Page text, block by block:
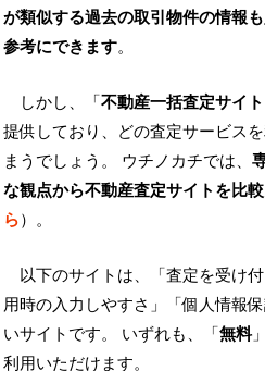
が類似する過去の取引物件の情報
参考にできます。
しかし、「不動産一括査定サイト
提供しており、どの査定サービス
まうでしょう。 ウチノカチでは、
な観点から不動産査定サイトを比較
ら）。
以下のサイトは、「査定を受け
用時の入力しやすさ」「個人情報
いサイトです。 いずれも、「無料
利用いただけます。